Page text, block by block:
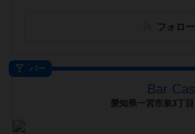
フォロ
バー
Bar
愛知県一宮市泉3丁